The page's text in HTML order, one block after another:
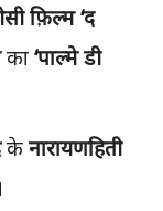
फ़िल्म‘द
का‘पाल्मेडी
केनारायणहिती